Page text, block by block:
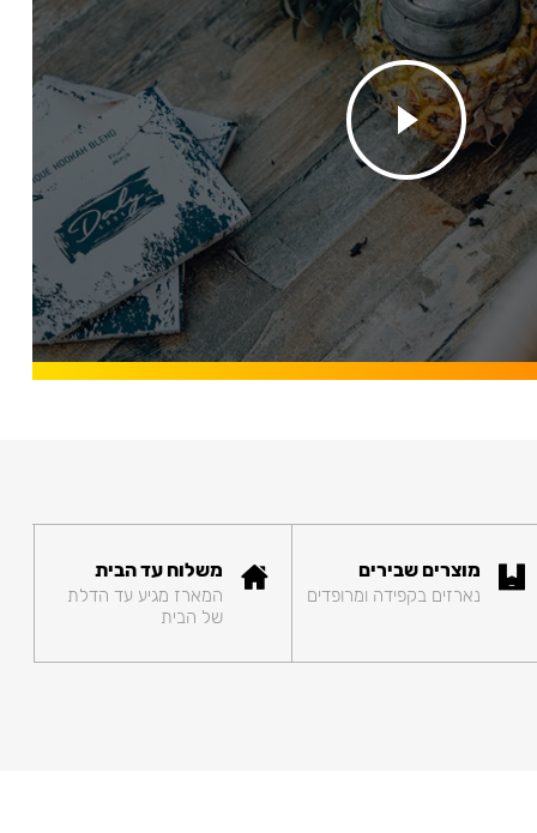
מוצרים שבירים
נארזים בקפידה ומרופדים
משלוח עד הבית
המארז מגיע עד הדלת
של הבית